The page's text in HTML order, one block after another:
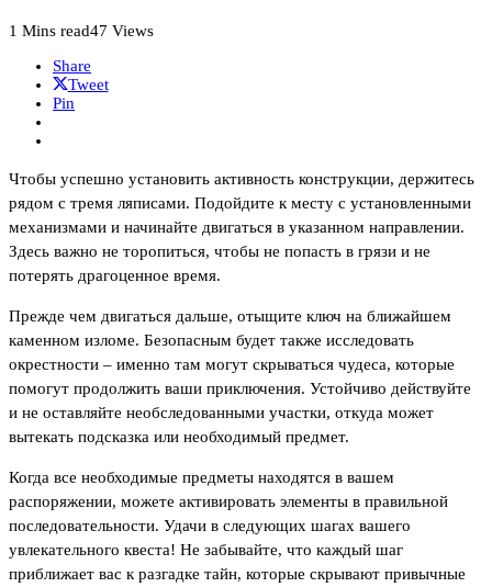
1 Mins read47 Views
Share
Tweet
Pin
Чтобы успешно установить активность конструкции, держитесь
рядом с тремя ляписами. Подойдите к месту с установленными
механизмами и начинайте двигаться в указанном направлении.
Здесь важно не торопиться, чтобы не попасть в грязи и не
потерять драгоценное время.
Прежде чем двигаться дальше, отыщите ключ на ближайшем
каменном изломе. Безопасным будет также исследовать
окрестности – именно там могут скрываться чудеса, которые
помогут продолжить ваши приключения. Устойчиво действуйте
и не оставляйте необследованными участки, откуда может
вытекать подсказка или необходимый предмет.
Когда все необходимые предметы находятся в вашем
распоряжении, можете активировать элементы в правильной
последовательности. Удачи в следующих шагах вашего
увлекательного квеста! Не забывайте, что каждый шаг
приближает вас к разгадке тайн, которые скрывают привычные